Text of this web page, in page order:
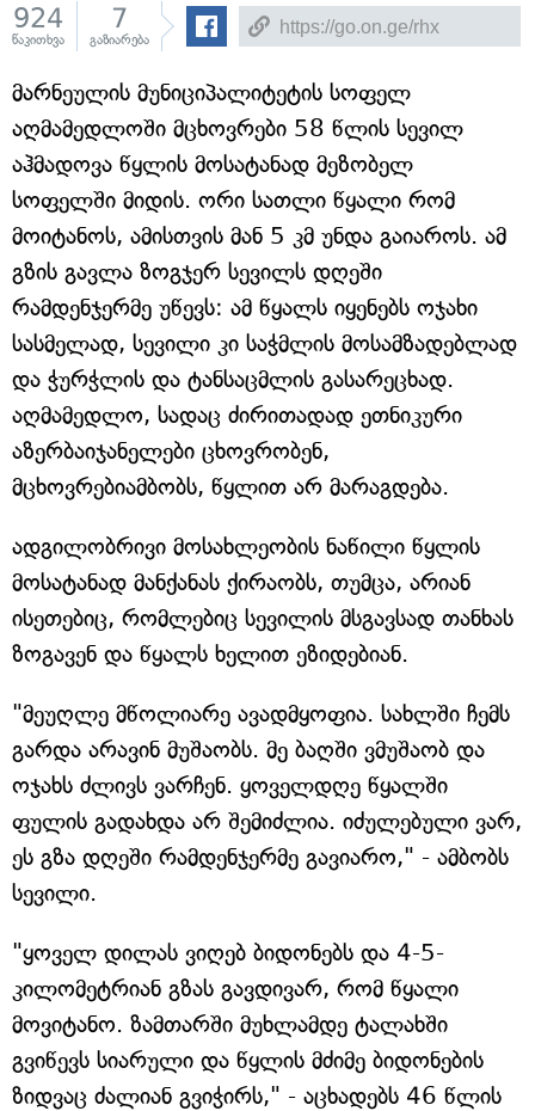
924
წაკითხვა
7
გაზიარება
მარნეულის მუნიციპალიტეტის სოფელ
აღმამედლოში მცხოვრები 58 წლის სევილ
აჰმადოვა წყლის მოსატანად მეზობელ
სოფელში მიდის. ორი სათლი წყალი რომ
მოიტანოს, ამისთვის მან 5 კმ უნდა გაიაროს. ამ
გზის გავლა ზოგჯერ სევილს დღეში
რამდენჯერმე უწევს: ამ წყალს იყენებს ოჯახი
სასმელად, სევილი კი საჭმლის მოსამზადებლად
და ჭურჭლის და ტანსაცმლის გასარეცხად.
აღმამედლო, სადაც ძირითადად ეთნიკური
აზერბაიჯანელები ცხოვრობენ,
მცხოვრებიამბობს, წყლით არ მარაგდება.
ადგილობრივი მოსახლეობის ნაწილი წყლის
მოსატანად მანქანას ქირაობს, თუმცა, არიან
ისეთებიც, რომლებიც სევილის მსგავსად თანხას
ზოგავენ და წყალს ხელით ეზიდებიან.
"მეუღლე მწოლიარე ავადმყოფია. სახლში ჩემს
გარდა არავინ მუშაობს. მე ბაღში ვმუშაობ და
ოჯახს ძლივს ვარჩენ. ყოველდღე წყალში
ფულის გადახდა არ შემიძლია. იძულებული ვარ,
ეს გზა დღეში რამდენჯერმე გავიარო," - ამბობს
სევილი.
"ყოველ დილას ვიღებ ბიდონებს და 4-5-
კილომეტრიან გზას გავდივარ, რომ წყალი
მოვიტანო. ზამთარში მუხლამდე ტალახში
გვიწევს სიარული და წყლის მძიმე ბიდონების
ზიდვაც ძალიან გვიჭირს," - აცხადებს 46 წლის